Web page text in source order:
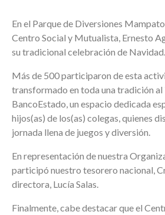
En el Parque de Diversiones
Centro Social y Mutualista, Ernesto
su tradicional celebración de Navidad.
Más de 500 participaron de esta
transformado en toda una tradición
BancoEstado, un espacio dedicada
hijos(as) de los(as) colegas, quienes
jornada llena de juegos y diversión.
En representación de nuestra
participó nuestro tesorero nacional,
directora, Lucía Salas.
Finalmente, cabe destacar que el